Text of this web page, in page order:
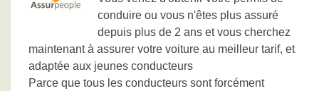
conduire ou vous n'êtes plus assuré
depuis plus de 2 ans et vous cherchez
maintenant à assurer votre voiture au meilleur tarif, et
adaptée aux jeunes conducteurs
Parce que tous les conducteurs sont forcément